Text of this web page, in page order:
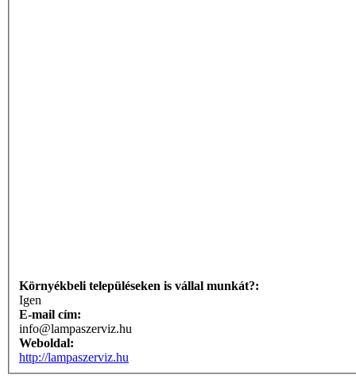
Környékbeli településeken is vállal munkát?:
Igen
E-mail cím:
info@lampaszerviz.hu
Weboldal:
http://lampaszerviz.hu